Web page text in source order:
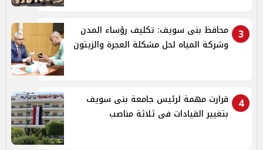
3
محافظ بنى سويف: تكليف رؤساء المدن
وشركة المياه لحل مشكلة العجرة والزيتون
4
قرارت مهمة لرئيس جامعة بنى سويف
بتغيير القيادات فى ثلاثة مناصب